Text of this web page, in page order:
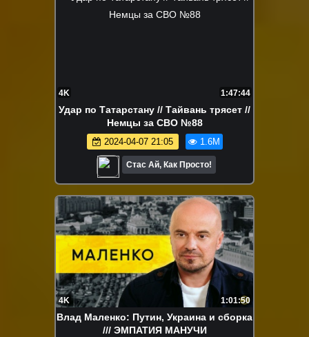
4K 1:47:44
Удар по Татарстану // Тайвань трясет //
Немцы за СВО №88
2024-04-07 21:05 1.6M
Стас Ай, Как Просто!
4K 1:01:50
Влад Маленко: Путин, Украина и сборка
/// ЭМПАТИЯ МАНУЧИ